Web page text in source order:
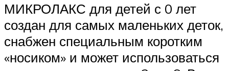
МИКРОЛАКС для детей с 0 лет
создан для самых маленьких деток,
снабжен специальным коротким
«носиком» и может использоваться